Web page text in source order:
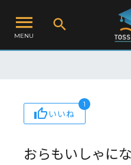
MENU
いいね
1
おらもいしゃに